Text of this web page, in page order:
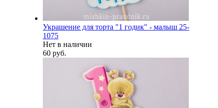
Украшение для торта "1 годик" - малыш 25-
1075
Нет в наличии
60 руб.